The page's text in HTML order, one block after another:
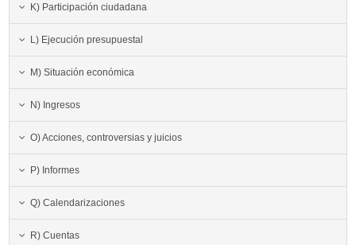
K) Participación ciudadana
L) Ejecución presupuestal
M) Situación económica
N) Ingresos
O) Acciones, controversias y juicios
P) Informes
Q) Calendarizaciones
R) Cuentas